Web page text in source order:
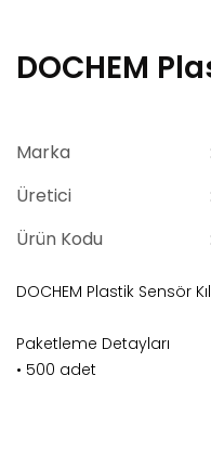
DOCHEM
Marka
Üretici
:
Ürün Kodu
DOCHEM Plastik Sensör
Paketleme Detayları
• 500 adet